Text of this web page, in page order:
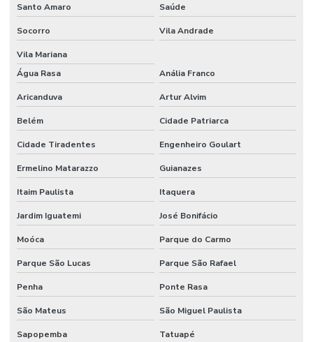
Santo Amaro Saúde
Socorro Vila Andrade
Vila Mariana
Água Rasa
Anália Franco
Aricanduva Artur Alvim
Belém Cidade Patriarca
Cidade Tiradentes Engenheiro Goulart
Ermelino Matarazzo Guianazes
Itaim Paulista Itaquera
Jardim Iguatemi José Bonifácio
Moóca Parque do Carmo
Parque São Lucas Parque São Rafael
Penha Ponte Rasa
São Mateus São Miguel Paulista
Sapopemba Tatuapé